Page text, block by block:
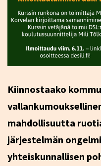
Kiinnostaako
mahdollisuutta
järjestelmän
yhteiskunnallisen